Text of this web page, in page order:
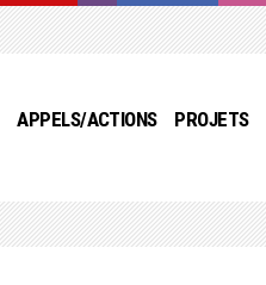
APPELS/ACTIONS PROJETS